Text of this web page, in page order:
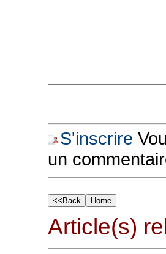
S'inscrire
un
Article(s)